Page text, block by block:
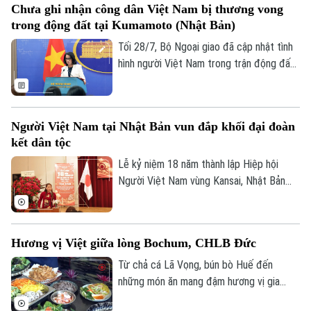
Đất đai
Kinh nghiệm
Xe máy
Thị trường
Đánh giá
Tuyển sinh
Hướng nghiệp
Tin tức
Làng nghề
Di tích
Sức khỏe
Dinh dưỡng
Tư vấn sức khỏe
Thể thao
Quần vợt
Golf
Tin tức
Sao
Thời trang
Âm nhạc
Đã phát sóng
được thông tin, các cơ quan đại diện Việt
Nam đã phối hợp với các cơ quan chức
năng sở tại để xác minh thông tin và triển
khai các biện pháp bảo hộ công dân.
Chưa ghi nhận công dân Việt Nam bị thương vong
trong động đất tại Kumamoto (Nhật Bản)
Tối 28/7, Bộ Ngoại giao đã cập nhật tình
hình người Việt Nam trong trận động đất
Người Việt Nam tại Nhật Bản vun đắp khối đại đoàn
kết dân tộc
Lễ kỷ niệm 18 năm thành lập Hiệp hội
Người Việt Nam vùng Kansai, Nhật Bản
Hương vị Việt giữa lòng Bochum, CHLB Đức
Từ chả cá Lã Vọng, bún bò Huế đến
những món ăn mang đậm hương vị gia